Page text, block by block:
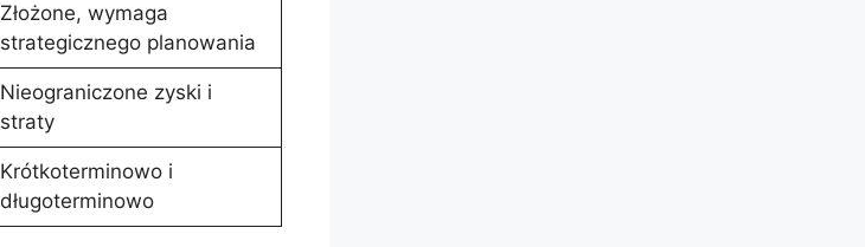
Złożone, wymaga
strategicznego planowania
Nieograniczone zyski i
straty
Krótkoterminowo i
długoterminowo